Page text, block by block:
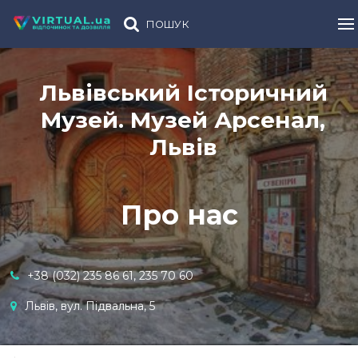
ПОШУК
Львівський Історичний
Музей. Музей Арсенал,
Львів
Про нас
+38 (032) 235 86 61, 235 70 60
Львів, вул. Підвальна, 5